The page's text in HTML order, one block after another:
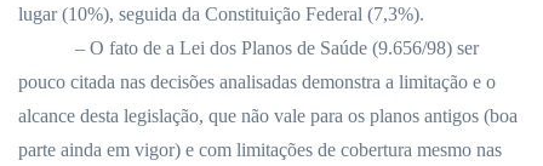
lugar (10%), seguida da Constituição Federal (7,3%).
– O fato de a Lei dos Planos de Saúde (9.656/98) ser
pouco citada nas decisões analisadas demonstra a limitação e o
alcance desta legislação, que não vale para os planos antigos (boa
parte ainda em vigor) e com limitações de cobertura mesmo nas